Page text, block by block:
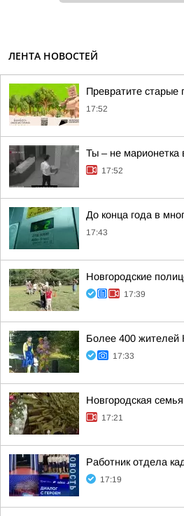
ЛЕНТА НОВОСТЕЙ
Превратите старые
17:52
Ты – не марионетка
17:52
До конца года в
17:43
Новгородские
17:39
Более 400 жителей
17:33
Новгородская
17:21
Работник отдела
17:19